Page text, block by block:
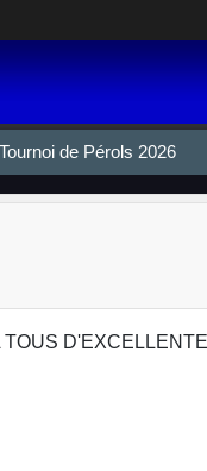
Tournoi de Pérols 2026